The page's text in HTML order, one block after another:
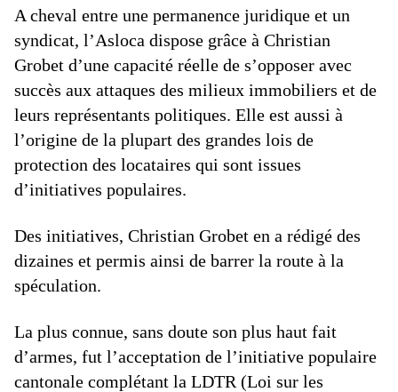
A cheval entre une permanence juridique et un
syndicat, l’Asloca dispose grâce à Christian
Grobet d’une capacité réelle de s’opposer avec
succès aux attaques des milieux immobiliers et de
leurs représentants politiques. Elle est aussi à
l’origine de la plupart des grandes lois de
protection des locataires qui sont issues
d’initiatives populaires.
Des initiatives, Christian Grobet en a rédigé des
dizaines et permis ainsi de barrer la route à la
spéculation.
La plus connue, sans doute son plus haut fait
d’armes, fut l’acceptation de l’initiative populaire
cantonale complétant la LDTR (Loi sur les